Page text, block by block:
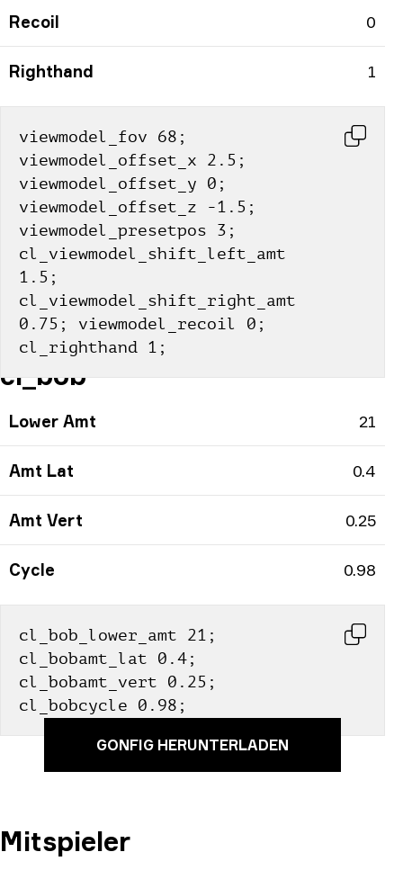
Recoil 0
Righthand 1
viewmodel_fov 68;
viewmodel_offset_x 2.5;
viewmodel_offset_y 0;
viewmodel_offset_z -1.5;
viewmodel_presetpos 3;
cl_viewmodel_shift_left_amt
1.5;
cl_viewmodel_shift_right_amt
0.75; viewmodel_recoil 0;
cl_righthand 1;
cl_bob
Lower Amt 21
Amt Lat 0.4
Amt Vert 0.25
Cycle 0.98
cl_bob_lower_amt 21;
cl_bobamt_lat 0.4;
cl_bobamt_vert 0.25;
cl_bobcycle 0.98;
GONFIG HERUNTERLADEN
Mitspieler